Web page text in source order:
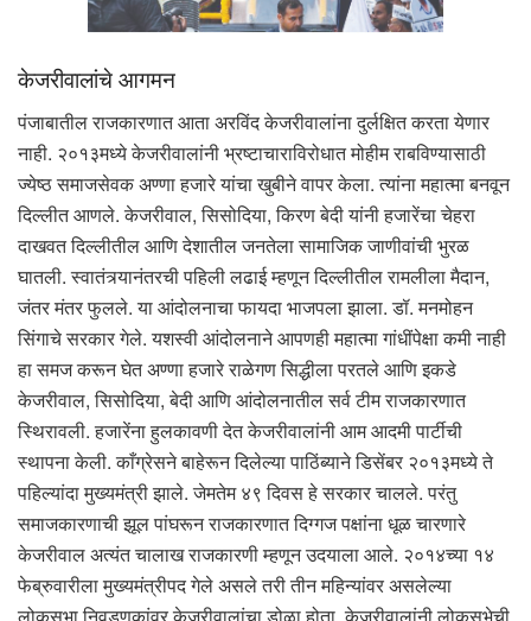
केजरीवालांचे आगमन
पंजाबातील राजकारणात आता अरविंद केजरीवालांना दुर्लक्षित करता येणार
नाही. २०१३मध्ये केजरीवालांनी भ्रष्टाचाराविरोधात मोहीम राबविण्यासाठी
ज्येष्ठ समाजसेवक अण्णा हजारे यांचा खुबीने वापर केला. त्यांना महात्मा बनवून
दिल्लीत आणले. केजरीवाल, सिसोदिया, किरण बेदी यांनी हजारेंचा चेहरा
दाखवत दिल्लीतील आणि देशातील जनतेला सामाजिक जाणीवांची भुरळ
घातली. स्वातंत्र्यानंतरची पहिली लढाई म्हणून दिल्लीतील रामलीला मैदान,
जंतर मंतर फुलले. या आंदोलनाचा फायदा भाजपला झाला. डॉ. मनमोहन
सिंगाचे सरकार गेले. यशस्वी आंदोलनाने आपणही महात्मा गांधींपेक्षा कमी नाही
हा समज करून घेत अण्णा हजारे राळेगण सिद्धीला परतले आणि इकडे
केजरीवाल, सिसोदिया, बेदी आणि आंदोलनातील सर्व टीम राजकारणात
स्थिरावली. हजारेंना हुलकावणी देत केजरीवालांनी आम आदमी पार्टीची
स्थापना केली. काँग्रेसने बाहेरून दिलेल्या पाठिंब्याने डिसेंबर २०१३मध्ये ते
पहिल्यांदा मुख्यमंत्री झाले. जेमतेम ४९ दिवस हे सरकार चालले. परंतु
समाजकारणाची झूल पांघरून राजकारणात दिग्गज पक्षांना धूळ चारणारे
केजरीवाल अत्यंत चालाख राजकारणी म्हणून उदयाला आले. २०१४च्या १४
फेब्रुवारीला मुख्यमंत्रीपद गेले असले तरी तीन महिन्यांवर असलेल्या